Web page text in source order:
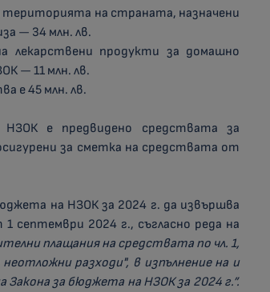
територията на страната, назначени
— 34 млн. лв.
лекарствени продукти за домашно
— 11 млн. лв.
е 45 млн. лв.
е предвидено средствата за
за сметка на средствата от
на НЗОК за 2024 г. да извършва
септември 2024 г., съгласно реда на
плащания на средствата по чл. 1,
разходи", в изпълнение на и
за бюджета на НЗОК за 2024 г.”.